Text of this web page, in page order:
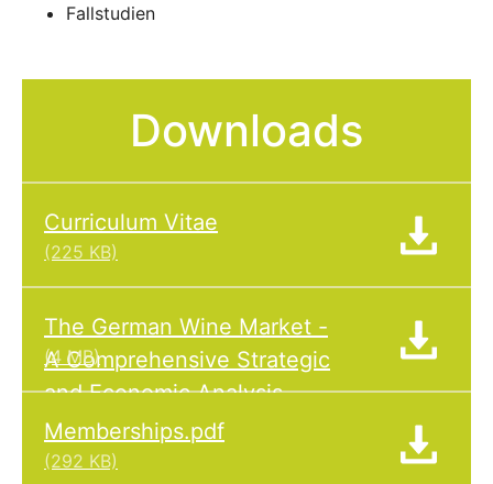
Fallstudien
Downloads
Curriculum Vitae
(225 KB)
The German Wine Market -
A Comprehensive Strategic
and Economic Analysis
(4 MB)
Memberships.pdf
(292 KB)